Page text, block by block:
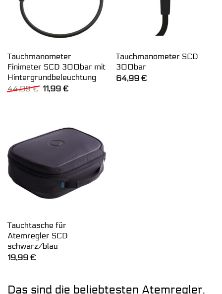
Tauchmanometer
Finimeter SCD 300bar mit
Hintergrundbeleuchtung
44,99€ Ursprünglicher
11,99 €Aktueller
Tauchmanometer SCD
300bar
64,99 €
Tauchtasche für
Atemregler SCD
schwarz/blau
19,99 €
Das sind die beliebtesten Atemregler,